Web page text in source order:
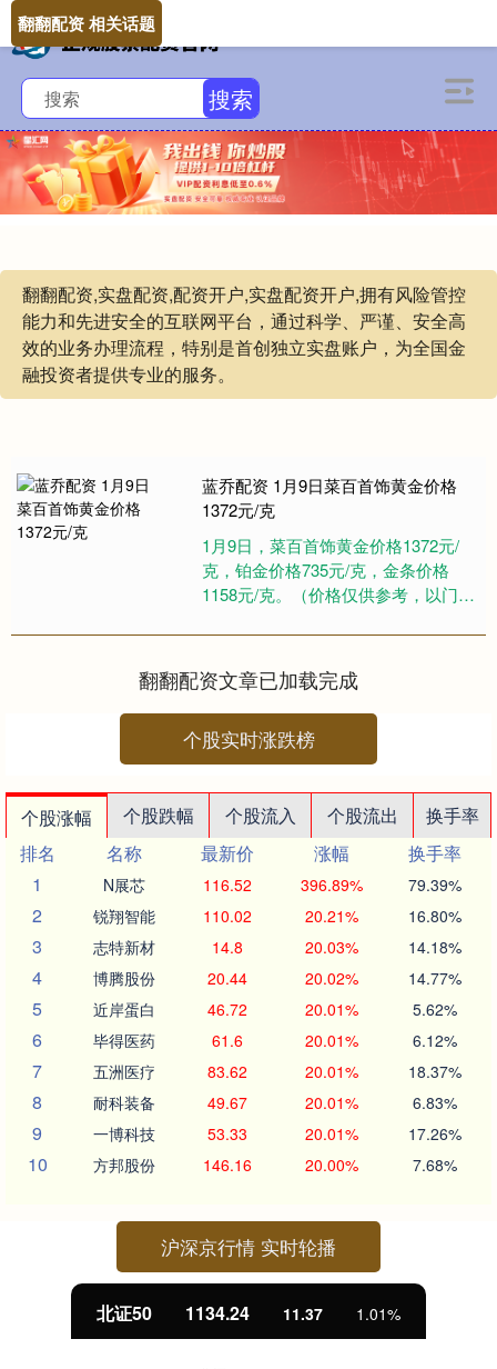
搜索
翻翻配资,实盘配资,配资开户,实盘配资开户,拥有风险管控
能力和先进安全的互联网平台，通过科学、严谨、安全高
效的业务办理流程，特别是首创独立实盘账户，为全国金
融投资者提供专业的服务。
翻翻配资 相关话题
蓝乔配资 1月9日菜百首饰黄金价格
1372元/克
1月9日，菜百首饰黄金价格1372元/
克，铂金价格735元/克，金条价格
1158元/克。（价格仅供参考，以门店
黄金AU9999最....
翻翻配资文章已加载完成
个股实时涨跌榜
个股涨幅 个股跌幅 个股流入 个股流出
换手率
排名
名称 最新价 涨幅
换手率
1
N展芯 116.52 396.89% 79.39%
2 锐翔智能 110.02 20.21% 16.80%
3 志特新材 14.8 20.03% 14.18%
4 博腾股份 20.44 20.02% 14.77%
5 近岸蛋白 46.72 20.01% 5.62%
6 毕得医药 61.6 20.01% 6.12%
7 五洲医疗 83.62 20.01% 18.37%
8 耐科装备 49.67 20.01% 6.83%
9 一博科技 53.33 20.01% 17.26%
10 方邦股份 146.16 20.00% 7.68%
沪深京行情 实时轮播
北证50 1134.24 11.37 1.01%